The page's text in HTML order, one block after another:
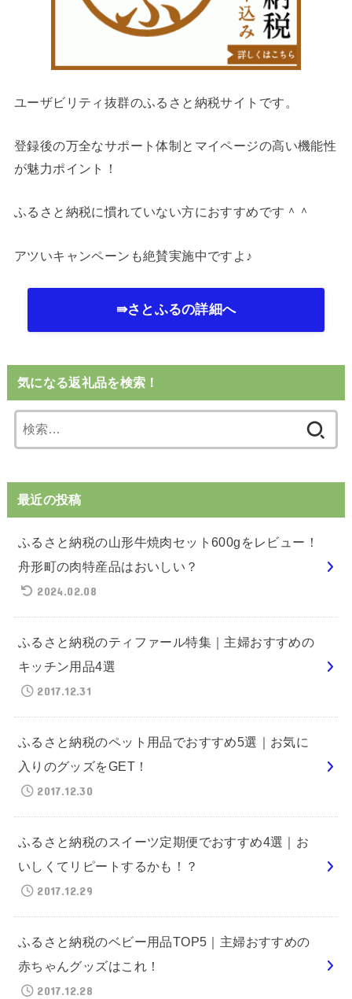
ユーザビリティ抜群のふるさと納税サイトです。
登録後の万全なサポート体制とマイページの高い機能性
が魅力ポイント！
ふるさと納税に慣れていない方におすすめです＾＾
アツいキャンペーンも絶賛実施中ですよ♪
⇛さとふるの詳細へ
気になる返礼品を検索！
索:
最近の投稿
ふるさと納税の山形牛焼肉セット600gをレビュー！
舟形町の肉特産品はおいしい？
2024.02.08
ふるさと納税のティファール特集｜主婦おすすめの
キッチン用品4選
2017.12.31
ふるさと納税のペット用品でおすすめ5選｜お気に
入りのグッズをGET！
2017.12.30
ふるさと納税のスイーツ定期便でおすすめ4選｜お
いしくてリピートするかも！？
2017.12.29
ふるさと納税のベビー用品TOP5｜主婦おすすめの
赤ちゃんグッズはこれ！
2017.12.28